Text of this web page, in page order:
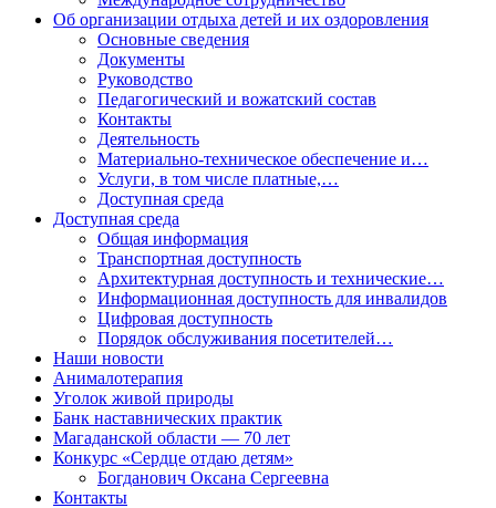
Об организации отдыха детей и их оздоровления
Основные сведения
Документы
Руководство
Педагогический и вожатский состав
Контакты
Деятельность
Материально-техническое обеспечение и…
Услуги, в том числе платные,…
Доступная среда
Доступная среда
Общая информация
Транспортная доступность
Архитектурная доступность и технические…
Информационная доступность для инвалидов
Цифровая доступность
Порядок обслуживания посетителей…
Наши новости
Анималотерапия
Уголок живой природы
Банк наставнических практик
Магаданской области — 70 лет
Конкурс «Сердце отдаю детям»
Богданович Оксана Сергеевна
Контакты